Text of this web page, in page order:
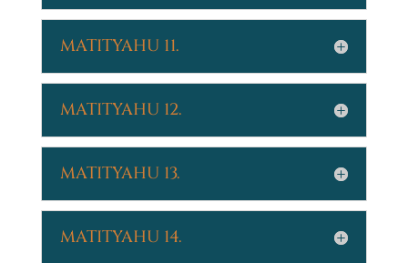
MATITYAHU 11.
MATITYAHU 12.
MATITYAHU 13.
MATITYAHU 14.